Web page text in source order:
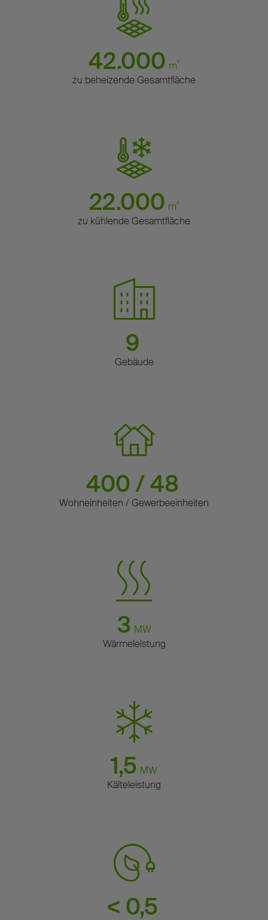
42.000 m²
zu beheizende Gesamtfläche
22.000 m²
zu kühlende Gesamtfläche
9
Gebäude
400 / 48
Wohneinheiten / Gewerbeeinheiten
3 MW
Wärmeleistung
1,5 MW
Kälteleistung
< 0,5